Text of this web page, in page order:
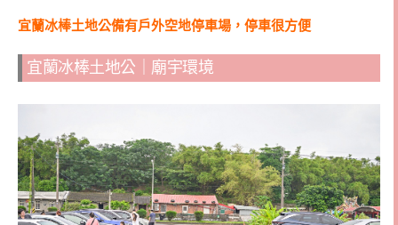
宜蘭冰棒土地公備有戶外空地停車場，停車很方便
宜蘭冰棒土地公｜廟宇環境